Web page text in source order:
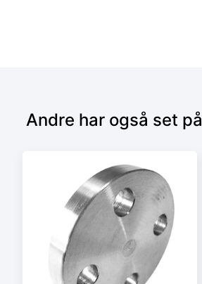
Andre har også set på